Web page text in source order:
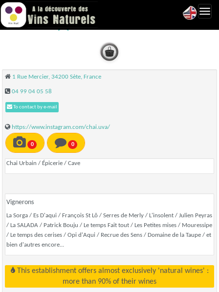
UVA - Sète
1 Rue Mercier, 34200 Sète, France
04 99 04 05 58
To contact by e-mail
https://www.instagram.com/chai.uva/
0 0
Chai Urbain / Épicerie / Cave
Vignerons
La Sorga / Es D'aqui / François St Lô / Serres de Merly / L'insolent / Julien Peyras
/ La SALADA / Patrick Bouju / Le temps Fait tout / Les Petites mises / Mouressipe
/ Le temps des cerises / Opi d'Aqui / Recrue des Sens / Domaine de la Taupe / et
bien d'autres encore...
This establishment offers almost exclusively 'natural wines' :
more than 90% of their wines